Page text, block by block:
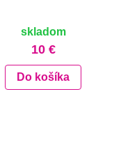
skladom
10 €
Do košíka